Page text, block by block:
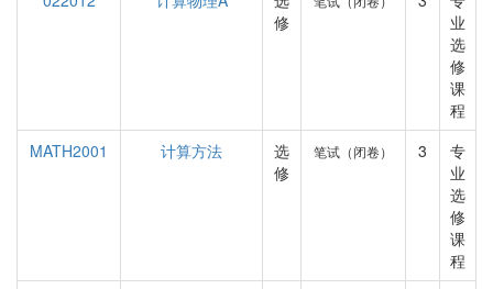
修
业
选
修
课
程
MATH2001
计算方法
选
修
笔试（闭卷） 3
专
业
选
修
课
程